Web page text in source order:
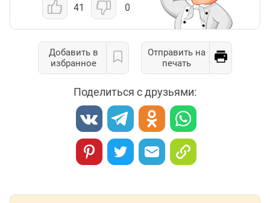
41 0
Добавить в
избранное
Отправить на
печать
Поделиться с друзьями: